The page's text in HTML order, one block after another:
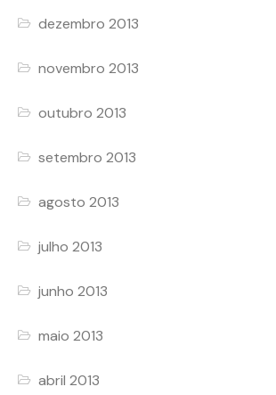
dezembro 2013
novembro 2013
outubro 2013
setembro 2013
agosto 2013
julho 2013
junho 2013
maio 2013
abril 2013